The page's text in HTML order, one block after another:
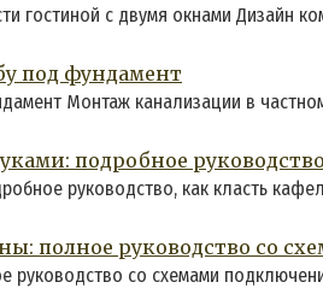
гостиной с двумя окнами Дизайн
под фундамент
Монтаж канализации в
подробное
руководство, как класть
полное руководство со
руководство со схемами